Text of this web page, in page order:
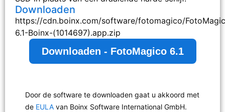
Downloaden
https://cdn.boinx.com/software/fotomagico/
6.1-Boinx-(1014697).app.zip
Downloaden - FotoMagico 6.1
Door de software te downloaden gaat u akkoord met
de EULA van Boinx Software International GmbH.